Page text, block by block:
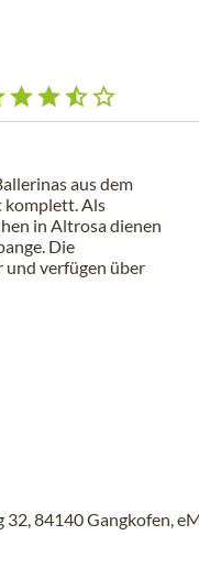
aus dem
komplett. Als
in Altrosa dienen
Die
und verfügen über
84140 Gangkofen,